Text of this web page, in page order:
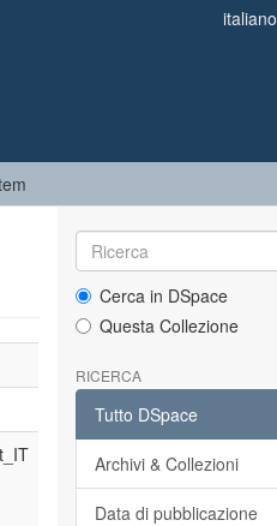
italiano
Cerca in DSpace
Questa Collezione
RICERCA
Tutto DSpace
Archivi & Collezioni
Data di pubblicazione